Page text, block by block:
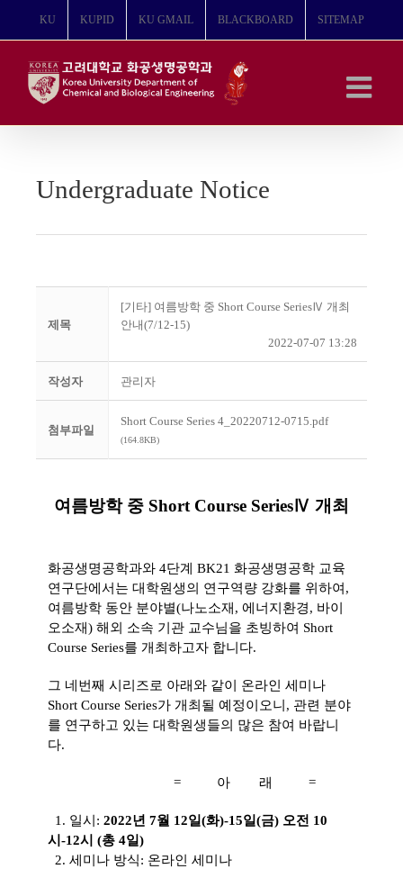
뛰
KU KUPID KU GMAIL BLACKBOARD SITEMAP
Undergraduate Notice
제목
[기타] 여름방학 중 Short Course SeriesⅣ 개최
안내(7/12-15)
2022-07-07 13:28
작성자 관리자
첨부파일
Short Course Series 4_20220712-0715.pdf
(164.8KB)
여름방학 중 Short Course SeriesⅣ 개최
화공생명공학과와 4단계 BK21 화공생명공학 교육
연구단에서는 대학원생의 연구역량 강화를 위하여,
여름방학 동안 분야별(나노소재, 에너지환경, 바이
오소재) 해외 소속 기관 교수님을 초빙하여 Short
Course Series를 개최하고자 합니다.
그 네번째 시리즈로 아래와 같이 온라인 세미나
Short Course Series가 개최될 예정이오니, 관련 분야
를 연구하고 있는 대학원생들의 많은 참여 바랍니
다.
= 아 래 =
1. 일시: 2022년 7월 12일(화)-15일(금) 오전 10
시-12시 (총 4일)
2. 세미나 방식: 온라인 세미나